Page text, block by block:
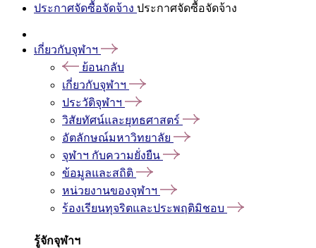
ประกาศจัดซื้อจัดจ้าง ประกาศจัดซื้อจัดจ้าง
เกี่ยวกับจุฬาฯ
ย้อนกลับ
เกี่ยวกับจุฬาฯ
ประวัติจุฬาฯ
วิสัยทัศน์และยุทธศาสตร์
อัตลักษณ์มหาวิทยาลัย
จุฬาฯ กับความยั่งยืน
ข้อมูลและสถิติ
หน่วยงานของจุฬาฯ
ร้องเรียนทุจริตและประพฤติมิชอบ
รู้จักจุฬาฯ